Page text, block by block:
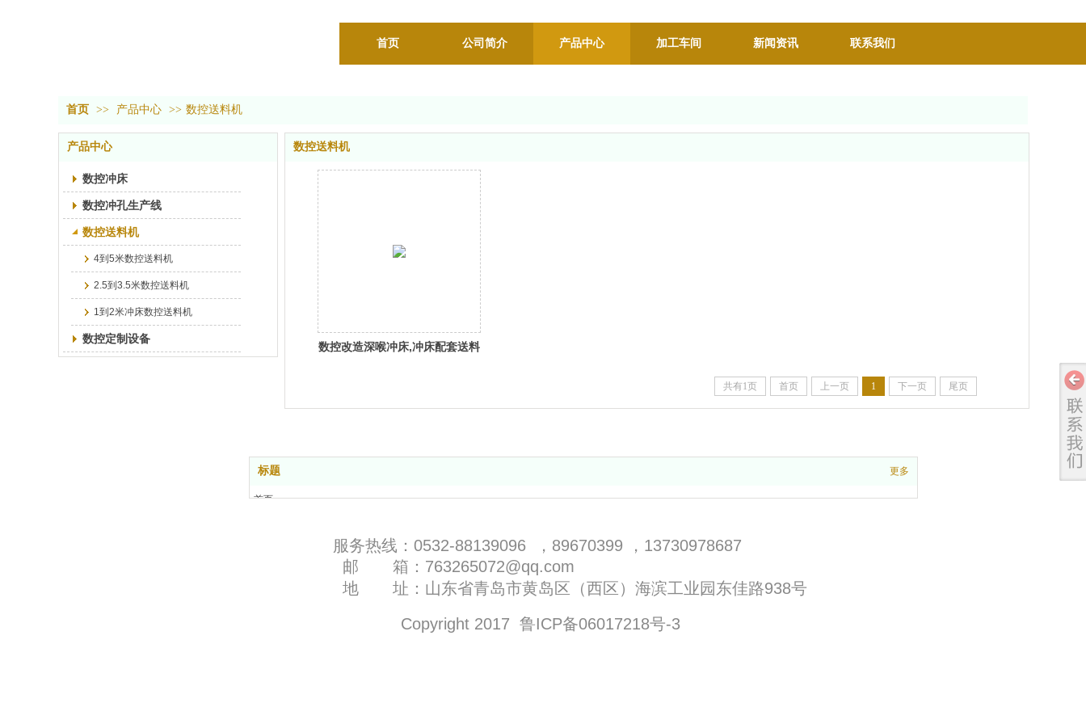
首页 公司简介 产品中心 加工车间 新闻资讯 联系我们
首页 >> 产品中心 >> 数控送料机
产品中心
数控冲床
数控冲孔生产线
数控送料机
4到5米数控送料机
2.5到3.5米数控送料机
1到2米冲床数控送料机
数控定制设备
数控送料机
数控改造深喉冲床,冲床配套送料
共有1页 首页 上一页 1 下一页 尾页
标题 更多
首页
服务热线：0532-88139096 ，89670399 ，13730978687
邮 箱：763265072@qq.com
地 址：山东省青岛市黄岛区（西区）海滨工业园东佳路938号
Copyright 2017 鲁ICP备06017218号-3